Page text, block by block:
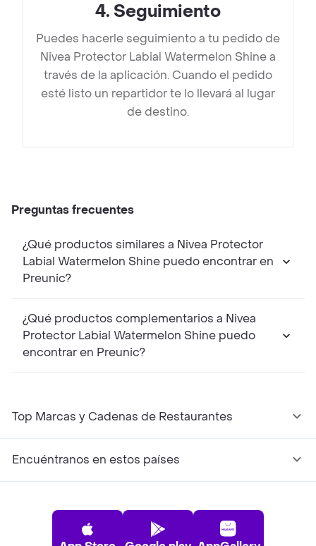
4. Seguimiento
Puedes hacerle seguimiento a tu pedido de
Nivea Protector Labial Watermelon Shine a
través de la aplicación. Cuando el pedido
esté listo un repartidor te lo llevará al lugar
de destino.
Preguntas frecuentes
¿Qué productos similares a Nivea Protector
Labial Watermelon Shine puedo encontrar en
Preunic?
¿Qué productos complementarios a Nivea
Protector Labial Watermelon Shine puedo
encontrar en Preunic?
Top Marcas y Cadenas de Restaurantes
Encuéntranos en estos países